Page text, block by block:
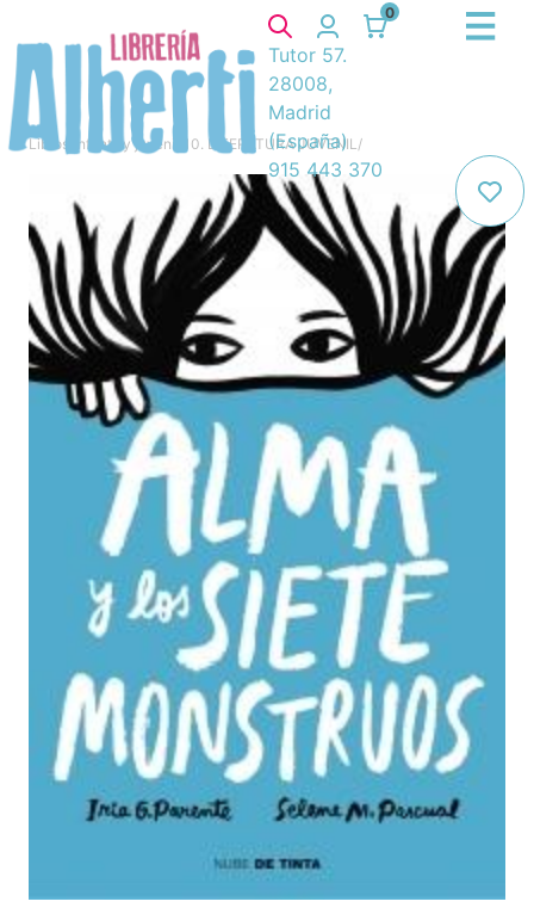
0
Tutor 57.
28008,
Madrid
(España)
915 443 370
Libros Infantil y juvenil 10. LITERATURA JUVENIL/